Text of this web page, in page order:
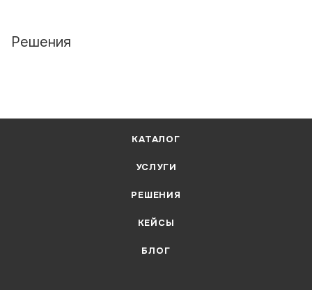
Решения
КАТАЛОГ
УСЛУГИ
РЕШЕНИЯ
КЕЙСЫ
БЛОГ